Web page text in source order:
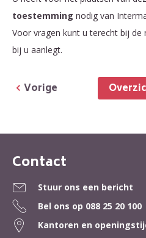
toestemming nodig van
Voor vragen kunt u terecht bij de
bij u aanlegt.
Vorige
Contactinformatie
Contact
Stuur ons een bericht
Bel ons op 088 25 20 100
Kantoren en